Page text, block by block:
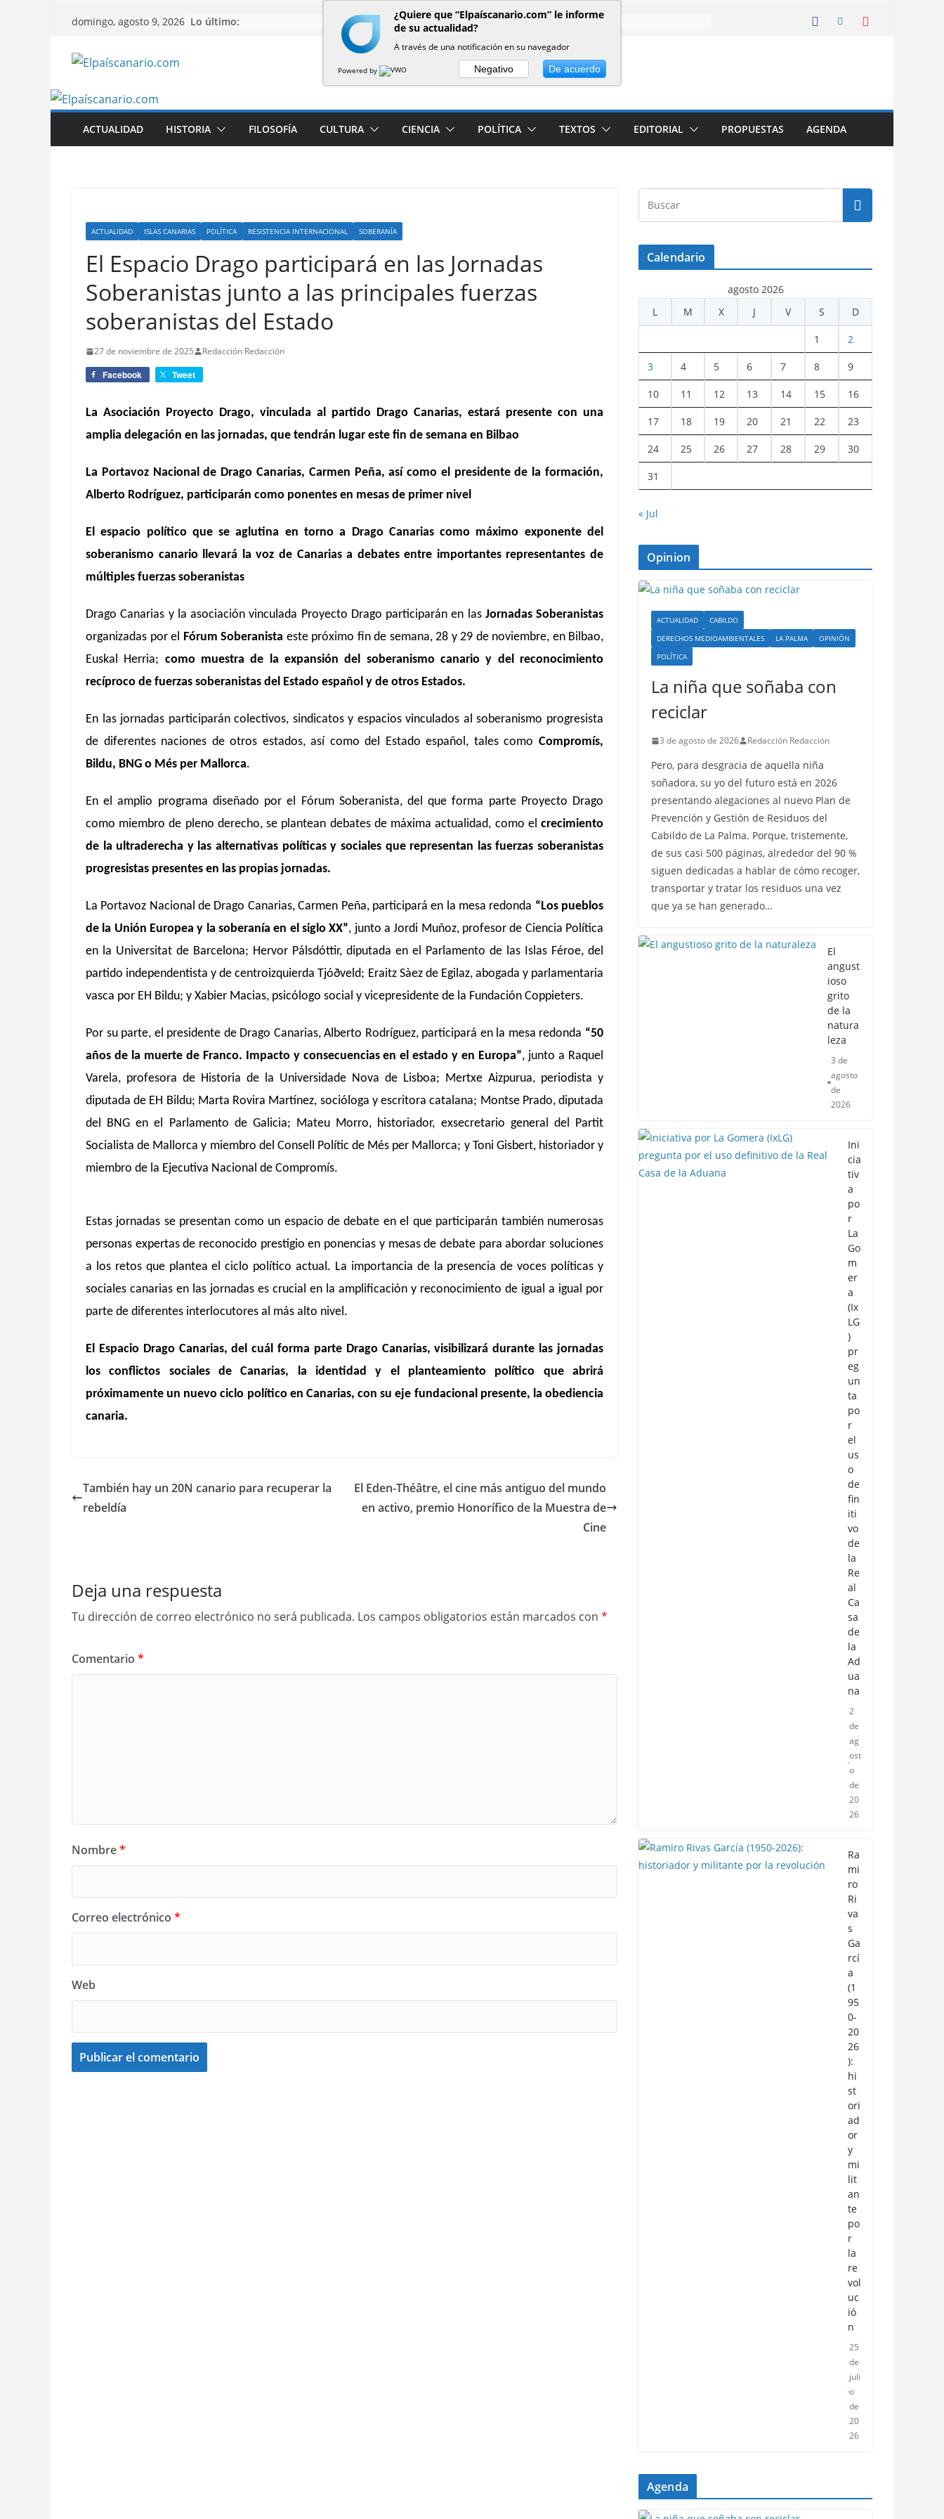
Saltar
contenido
domingo, agosto 9, 2026 Lo último:
ACTUALIDAD HISTORIA FILOSOFÍA CULTURA CIENCIA POLÍTICA TEXTOS EDITORIAL PROPUESTAS AGENDA
ACTUALIDAD ISLAS CANARIAS POLÍTICA RESISTENCIA INTERNACIONAL SOBERANÍA
El Espacio Drago participará en las Jornadas
Soberanistas junto a las principales fuerzas
soberanistas del Estado
27 de noviembre de 2025 Redacción Redacción
Facebook Tweet
La Asociación Proyecto Drago, vinculada al partido Drago Canarias, estará presente con una
amplia delegación en las jornadas, que tendrán lugar este fin de semana en Bilbao
La Portavoz Nacional de Drago Canarias, Carmen Peña, así como el presidente de la formación,
Alberto Rodríguez, participarán como ponentes en mesas de primer nivel
El espacio político que se aglutina en torno a Drago Canarias como máximo exponente del
soberanismo canario llevará la voz de Canarias a debates entre importantes representantes de
múltiples fuerzas soberanistas
Drago Canarias y la asociación vinculada Proyecto Drago participarán en las Jornadas Soberanistas
organizadas por el Fórum Soberanista este próximo fin de semana, 28 y 29 de noviembre, en Bilbao,
Euskal Herria; como muestra de la expansión del soberanismo canario y del reconocimiento
recíproco de fuerzas soberanistas del Estado español y de otros Estados.
En las jornadas participarán colectivos, sindicatos y espacios vinculados al soberanismo progresista
de diferentes naciones de otros estados, así como del Estado español, tales como Compromís,
Bildu, BNG o Més per Mallorca.
En el amplio programa diseñado por el Fórum Soberanista, del que forma parte Proyecto Drago
como miembro de pleno derecho, se plantean debates de máxima actualidad, como el crecimiento
de la ultraderecha y las alternativas políticas y sociales que representan las fuerzas soberanistas
progresistas presentes en las propias jornadas.
La Portavoz Nacional de Drago Canarias, Carmen Peña, participará en la mesa redonda “Los pueblos
de la Unión Europea y la soberanía en el siglo XX”, junto a Jordi Muñoz, profesor de Ciencia Política
en la Universitat de Barcelona; Hervor Pálsdóttir, diputada en el Parlamento de las Islas Féroe, del
partido independentista y de centroizquierda Tjóðveld; Eraitz Sàez de Egilaz, abogada y parlamentaria
vasca por EH Bildu; y Xabier Macias, psicólogo social y vicepresidente de la Fundación Coppieters.
Por su parte, el presidente de Drago Canarias, Alberto Rodríguez, participará en la mesa redonda “50
años de la muerte de Franco. Impacto y consecuencias en el estado y en Europa”, junto a Raquel
Varela, profesora de Historia de la Universidade Nova de Lisboa; Mertxe Aizpurua, periodista y
diputada de EH Bildu; Marta Rovira Martínez, socióloga y escritora catalana; Montse Prado, diputada
del BNG en el Parlamento de Galicia; Mateu Morro, historiador, exsecretario general del Partit
Socialista de Mallorca y miembro del Consell Polític de Més per Mallorca; y Toni Gisbert, historiador y
miembro de la Ejecutiva Nacional de Compromís.
Estas jornadas se presentan como un espacio de debate en el que participarán también numerosas
personas expertas de reconocido prestigio en ponencias y mesas de debate para abordar soluciones
a los retos que plantea el ciclo político actual. La importancia de la presencia de voces políticas y
sociales canarias en las jornadas es crucial en la amplificación y reconocimiento de igual a igual por
parte de diferentes interlocutores al más alto nivel.
El Espacio Drago Canarias, del cuál forma parte Drago Canarias, visibilizará durante las jornadas
los conflictos sociales de Canarias, la identidad y el planteamiento político que abrirá
próximamente un nuevo ciclo político en Canarias, con su eje fundacional presente, la obediencia
canaria.
También hay un 20N canario para recuperar la
rebeldía
El Eden-Théâtre, el cine más antiguo del mundo
en activo, premio Honorífico de la Muestra de
Cine
Deja una respuesta
Tu dirección de correo electrónico no será publicada. Los campos obligatorios están marcados con *
Comentario *
Nombre*
Correo electrónico *
Web
Calendario
agosto 2026
L
M X J V S D
1 2
3 4 5 6 7 8 9
10 11 12 13 14 15 16
17 18 19 20 21 22 23
24 25 26 27 28 29 30
31
« Jul
Opinion
ACTUALIDAD
CABILDO
DERECHOS MEDIOAMBIENTALES
LA PALMA
OPINIÓN
POLÍTICA
La niña que soñaba con
reciclar
3 de agosto de 2026 Redacción Redacción
Pero, para desgracia de aquella niña
soñadora, su yo del futuro está en 2026
presentando alegaciones al nuevo Plan de
Prevención y Gestión de Residuos del
Cabildo de La Palma. Porque, tristemente,
de sus casi 500 páginas, alrededor del 90 %
siguen dedicadas a hablar de cómo recoger,
transportar y tratar los residuos una vez
que ya se han generado…
El
angust
ioso
grito
de la
natura
leza
3 de
agosto
de
2026
Ini
cia
tiv
a
po
r
La
Go
m
er
a
(Ix
LG
)
pr
eg
un
ta
po
r
el
us
o
de
fin
iti
vo
de
la
Re
al
Ca
sa
de
la
Ad
ua
na
2
de
ag
ost
o
de
20
26
Ra
mi
ro
Ri
va
s
Ga
rcí
a
(1
95
0-
20
26
):
hi
st
ori
ad
or
y
mi
lit
an
te
po
r
la
re
vol
uc
ió
n
25
de
juli
o
de
20
26
Agenda
¿Quiere que “Elpaíscanario.com” le informe
de su actualidad?
A través de una notificación en su navegador
Powered by Negativo De acuerdo